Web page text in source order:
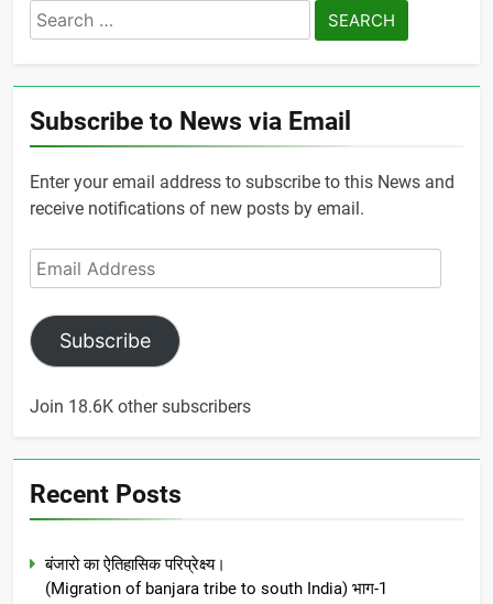
Search
for:
Subscribe to News via Email
Enter your email address to subscribe to this News and
receive notifications of new posts by email.
Email
Address
Subscribe
Join 18.6K other subscribers
Recent Posts
बंजारो का ऐतिहासिक परिप्रेक्ष्य।
(Migration of banjara tribe to south India) भाग-1